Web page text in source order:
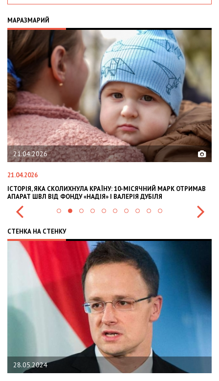
МАРАЗМАРИЙ
МАРК ОТРИМАВ
02.02.2026
OLEKSII ABASOV: HOW UKRAINIAN BUSINESSES CAN
INTERNATIONAL INVESTMENTS AND HEDGE RISKS
СТЕНКА НА СТЕНКУ
22.01.2024